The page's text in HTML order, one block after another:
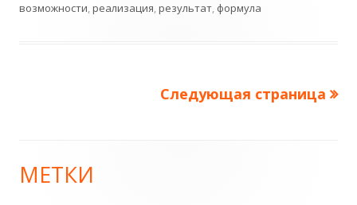
возможности,реализация,результат, формула
Следующая страница
Главная
МЕТКИ